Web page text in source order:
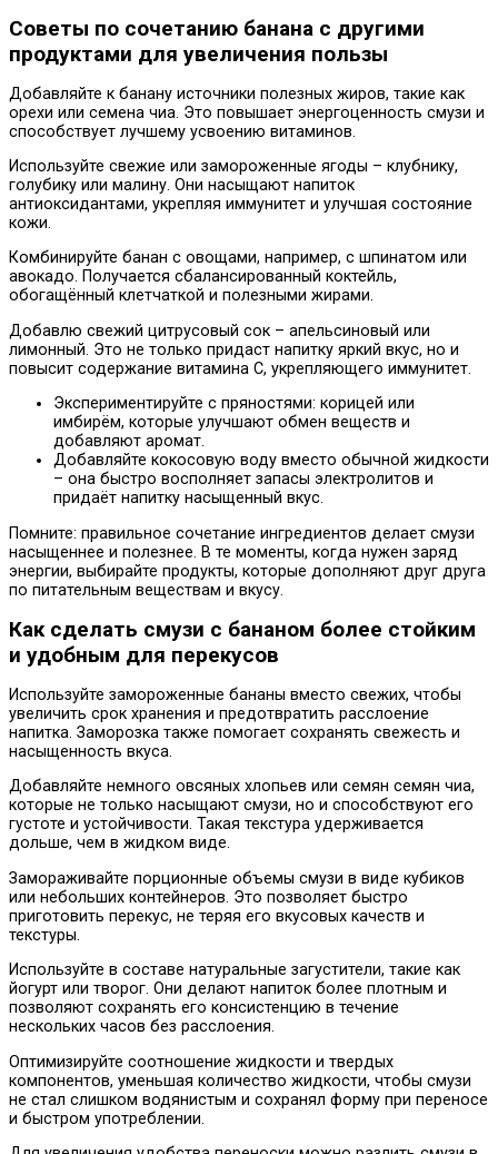
Советы по сочетанию банана с другими
продуктами для увеличения пользы
Добавляйте к банану источники полезных жиров, такие как
орехи или семена чиа. Это повышает энергоценность смузи и
способствует лучшему усвоению витаминов.
Используйте свежие или замороженные ягоды – клубнику,
голубику или малину. Они насыщают напиток
антиоксидантами, укрепляя иммунитет и улучшая состояние
кожи.
Комбинируйте банан с овощами, например, с шпинатом или
авокадо. Получается сбалансированный коктейль,
обогащённый клетчаткой и полезными жирами.
Добавлю свежий цитрусовый сок – апельсиновый или
лимонный. Это не только придаст напитку яркий вкус, но и
повысит содержание витамина С, укрепляющего иммунитет.
Экспериментируйте с пряностями: корицей или
имбирём, которые улучшают обмен веществ и
добавляют аромат.
Добавляйте кокосовую воду вместо обычной жидкости
– она быстро восполняет запасы электролитов и
придаёт напитку насыщенный вкус.
Помните: правильное сочетание ингредиентов делает смузи
насыщеннее и полезнее. В те моменты, когда нужен заряд
энергии, выбирайте продукты, которые дополняют друг друга
по питательным веществам и вкусу.
Как сделать смузи с бананом более стойким
и удобным для перекусов
Используйте замороженные бананы вместо свежих, чтобы
увеличить срок хранения и предотвратить расслоение
напитка. Заморозка также помогает сохранять свежесть и
насыщенность вкуса.
Добавляйте немного овсяных хлопьев или семян семян чиа,
которые не только насыщают смузи, но и способствуют его
густоте и устойчивости. Такая текстура удерживается
дольше, чем в жидком виде.
Замораживайте порционные объемы смузи в виде кубиков
или небольших контейнеров. Это позволяет быстро
приготовить перекус, не теряя его вкусовых качеств и
текстуры.
Используйте в составе натуральные загустители, такие как
йогурт или творог. Они делают напиток более плотным и
позволяют сохранять его консистенцию в течение
нескольких часов без расслоения.
Оптимизируйте соотношение жидкости и твердых
компонентов, уменьшая количество жидкости, чтобы смузи
не стал слишком водянистым и сохранял форму при переносе
и быстром употреблении.